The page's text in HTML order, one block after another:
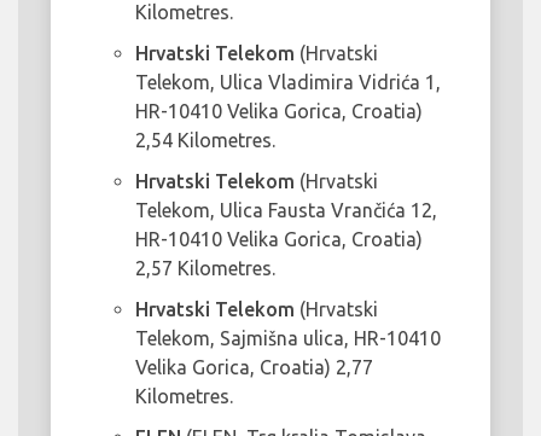
Kilometres.
Hrvatski Telekom (Hrvatski
Telekom, Ulica Vladimira Vidrića 1,
HR-10410 Velika Gorica, Croatia)
2,54 Kilometres.
Hrvatski Telekom (Hrvatski
Telekom, Ulica Fausta Vrančića 12,
HR-10410 Velika Gorica, Croatia)
2,57 Kilometres.
Hrvatski Telekom (Hrvatski
Telekom, Sajmišna ulica, HR-10410
Velika Gorica, Croatia) 2,77
Kilometres.